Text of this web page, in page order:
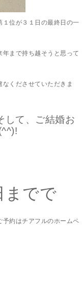
位が３１日の最終日の一
まで持ち越そうと思って
くださせていただきま
して、ご結婚お
までで
予約はチアフルのホームペ